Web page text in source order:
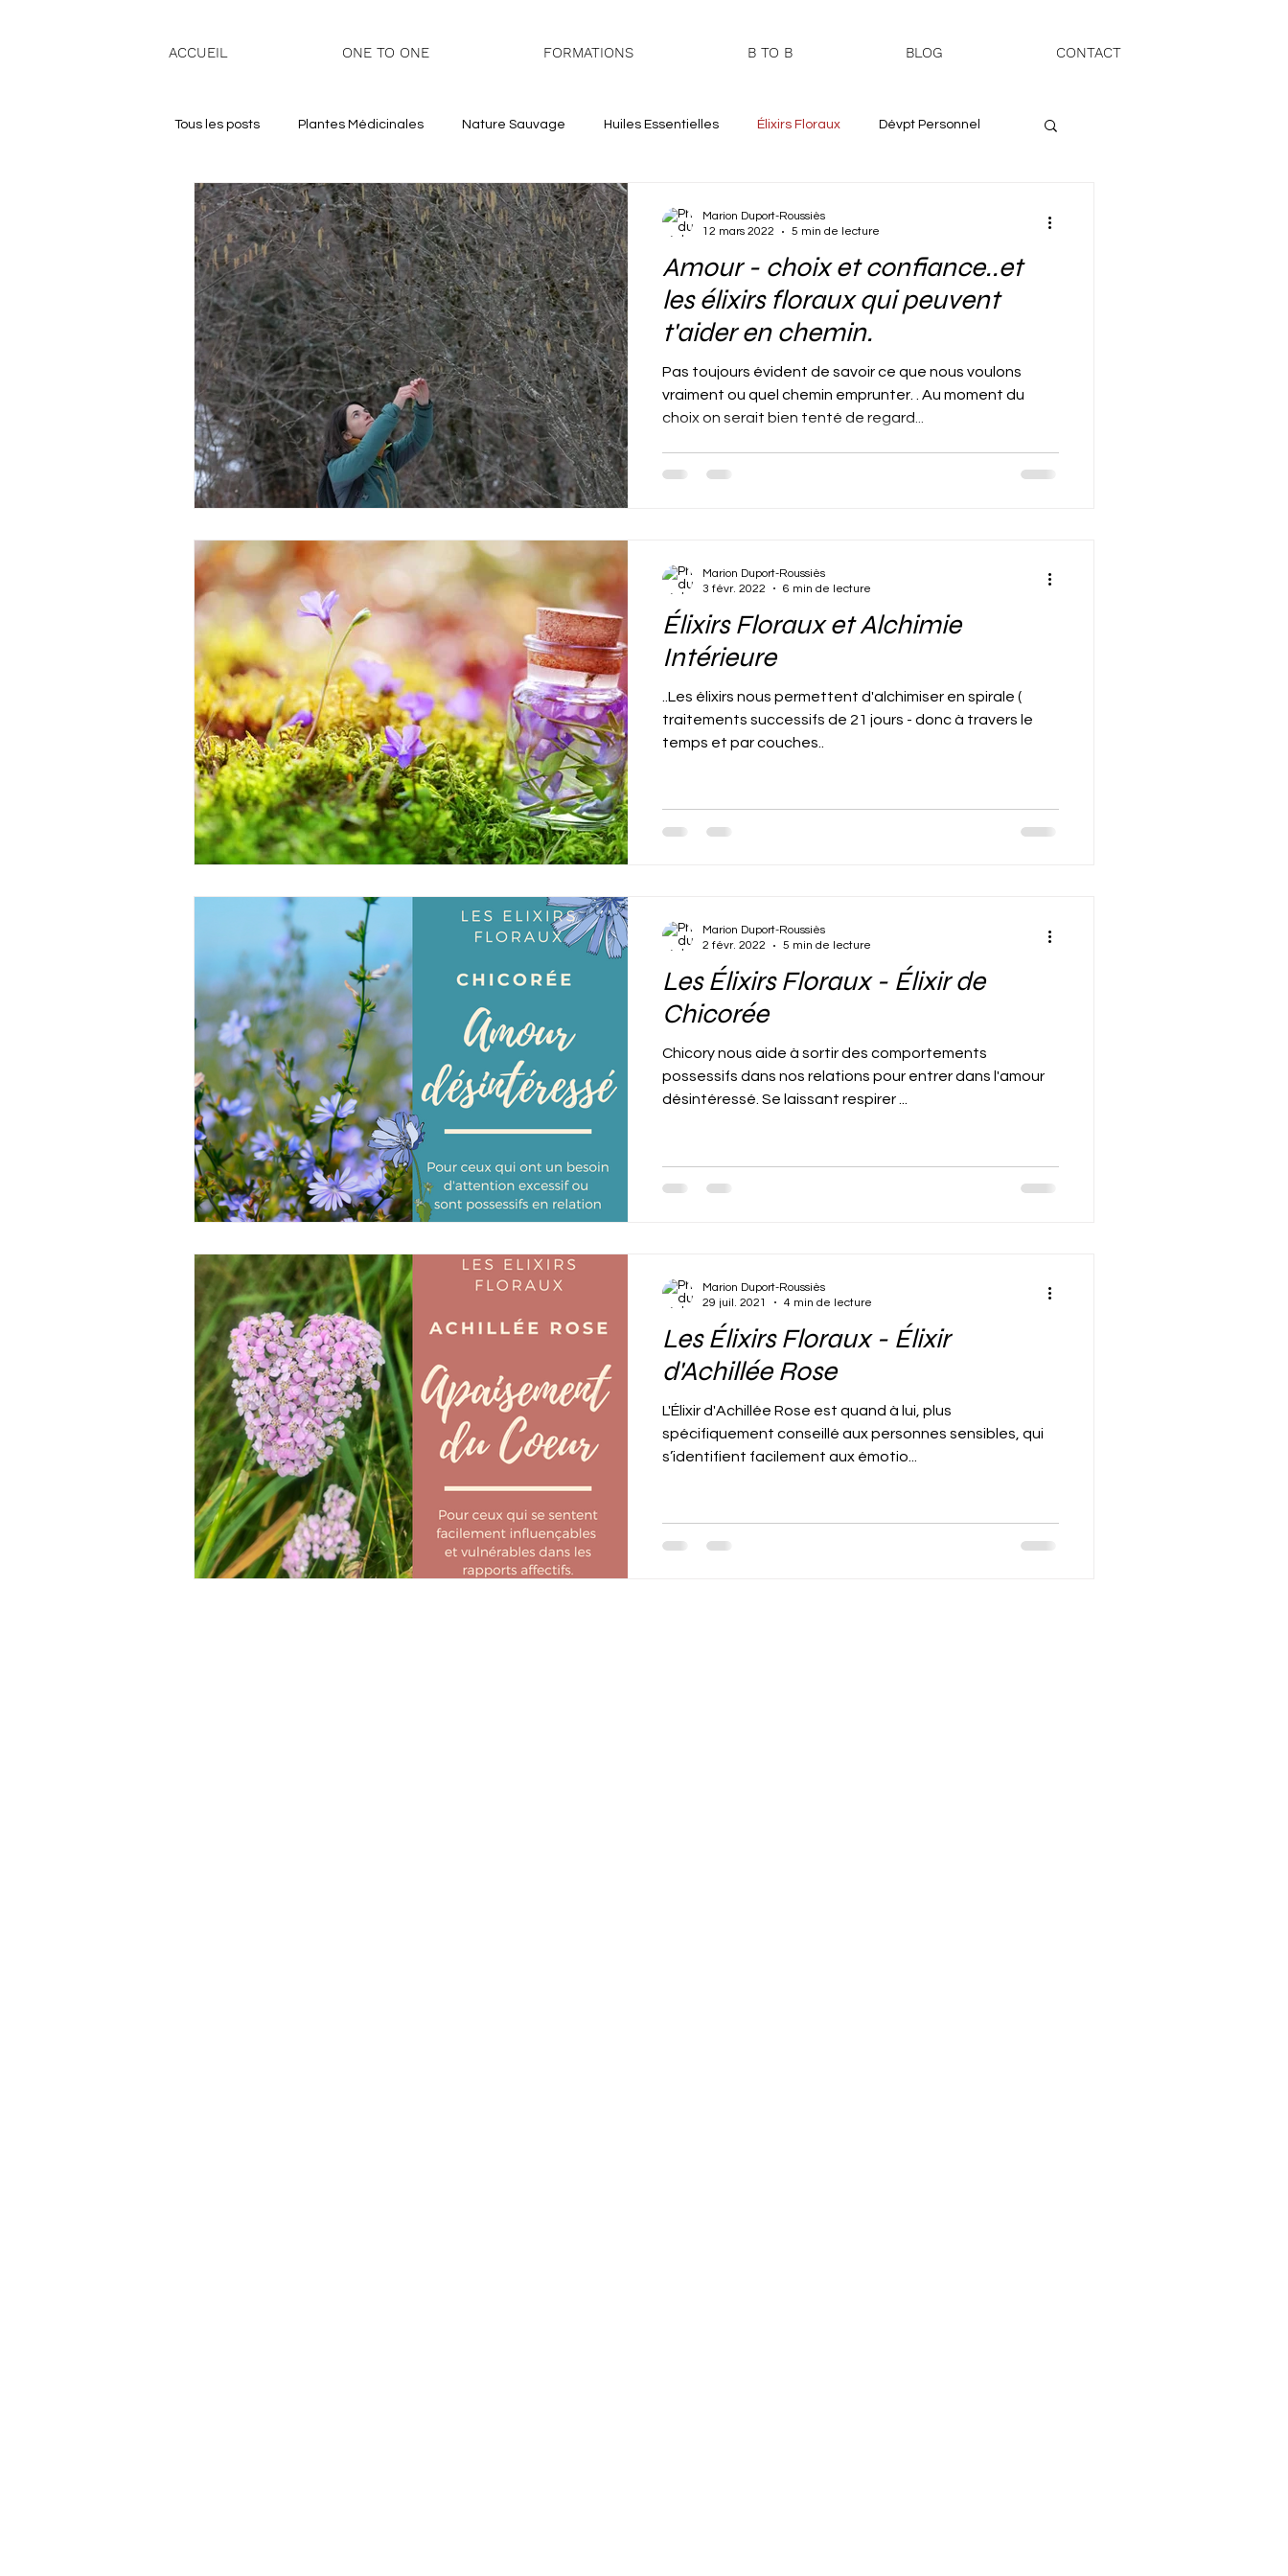
ACCUEIL ONE TO ONE FORMATIONS B TO B BLOG CONTACT
Tous les posts Plantes Médicinales Nature Sauvage Huiles Essentielles Élixirs Floraux Dévpt Personnel
Santé et Bien-Être Féminin Naturopathie Plantes Sauvages
Amour - choix et confiance..et
les élixirs floraux qui peuvent
t'aider en chemin.
Pas toujours évident de savoir ce que nous voulons
vraiment ou quel chemin emprunter. . Au moment du
choix on serait bien tenté de regard...
Marion Duport-Roussiès
12 mars 2022
5 min de lecture
Élixirs Floraux et Alchimie
Intérieure
..Les élixirs nous permettent d'alchimiser en spirale (
traitements successifs de 21 jours - donc à travers le
temps et par couches..
Marion Duport-Roussiès
3 févr. 2022
6 min de lecture
Les Élixirs Floraux - Élixir de
Chicorée
Chicory nous aide à sortir des comportements
possessifs dans nos relations pour entrer dans l'amour
désintéressé. Se laissant respirer ...
Marion Duport-Roussiès
2 févr. 2022
5 min de lecture
Les Élixirs Floraux - Élixir
d'Achillée Rose
L'Élixir d'Achillée Rose est quand à lui, plus
spécifiquement conseillé aux personnes sensibles, qui
s’identifient facilement aux émotio...
Marion Duport-Roussiès
29 juil. 2021
4 min de lecture